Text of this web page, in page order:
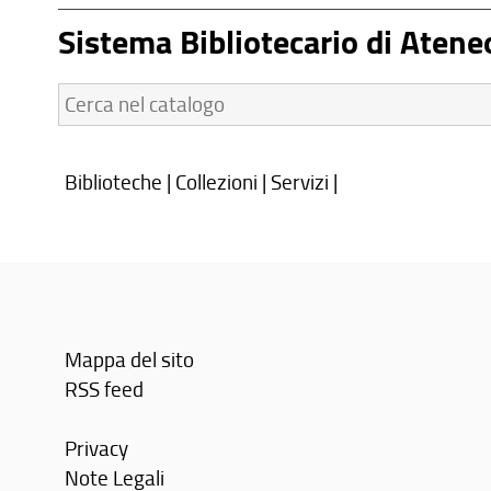
Sistema Bibliotecario di
Cerca
nel
Biblioteche | Collezioni | Servizi |
Mappa del sito
RSS feed
Privacy
Note Legali